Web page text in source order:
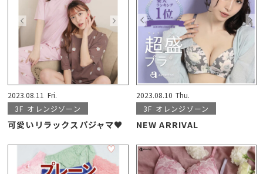
2023.08.11 Fri.
3F オレンジゾーン
可愛いリラックスパジャマ♥️
2023.08.10 Thu.
3F オレンジゾーン
NEW ARRIVAL